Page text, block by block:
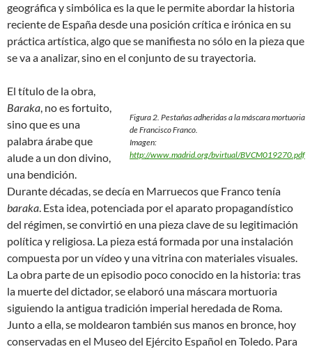
geográfica y simbólica es la que le permite abordar la historia
reciente de España desde una posición crítica e irónica en su
práctica artística, algo que se manifiesta no sólo en la pieza que
se va a analizar, sino en el conjunto de su trayectoria.
Figura 2. Pestañas adheridas a la máscara mortuoria
de Francisco Franco.
Imagen:
http://www.madrid.org/bvirtual/BVCM019270.pdf
El título de la obra,
Baraka, no es fortuito,
sino que es una
palabra árabe que
alude a un don divino,
una bendición.
Durante décadas, se decía en Marruecos que Franco tenía
baraka. Esta idea, potenciada por el aparato propagandístico
del régimen, se convirtió en una pieza clave de su legitimación
política y religiosa. La pieza está formada por una instalación
compuesta por un vídeo y una vitrina con materiales visuales.
La obra parte de un episodio poco conocido en la historia: tras
la muerte del dictador, se elaboró una máscara mortuoria
siguiendo la antigua tradición imperial heredada de Roma.
Junto a ella, se moldearon también sus manos en bronce, hoy
conservadas en el Museo del Ejército Español en Toledo. Para